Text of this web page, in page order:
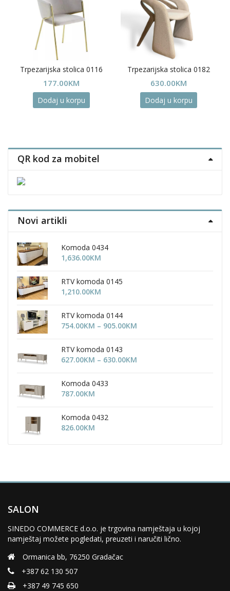
Trpezarijska stolica 0116
177.00KM
Dodaj u korpu
Trpezarijska stolica 0182
630.00KM
Dodaj u korpu
QR kod za mobitel
Novi artikli
Komoda 0434
1,636.00KM
RTV komoda 0145
1,210.00KM
RTV komoda 0144
754.00KM – 905.00KM
RTV komoda 0143
627.00KM – 630.00KM
Komoda 0433
787.00KM
Komoda 0432
826.00KM
SALON
SINEDO COMMERCE d.o.o. je trgovina namještaja u kojoj
namještaj možete pogledati, preuzeti i naručiti lično.
Ormanica bb, 76250 Gradačac
+387 62 130 507
+387 49 745 650